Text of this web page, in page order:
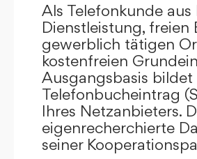
Als Telefonkunde
Dienstleistung,
gewerblich tätigen
kostenfreien
Ausgangsbasis
Telefonbucheintrag
Ihres Netzanbieters.
eigenrecherchierte
seiner